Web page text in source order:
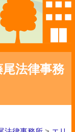
法律事務